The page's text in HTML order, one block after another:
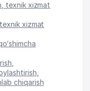
texnik xizmat
xizmat
chiqarish